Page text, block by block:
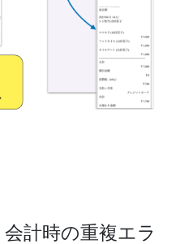
計時の重複エラ